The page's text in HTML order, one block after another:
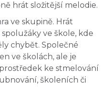
hrát složitější melodie.
ve skupině. Hrát
ve škole, kde
chybět. Společné
ve školách, ale je
ke stmelování
školeních či